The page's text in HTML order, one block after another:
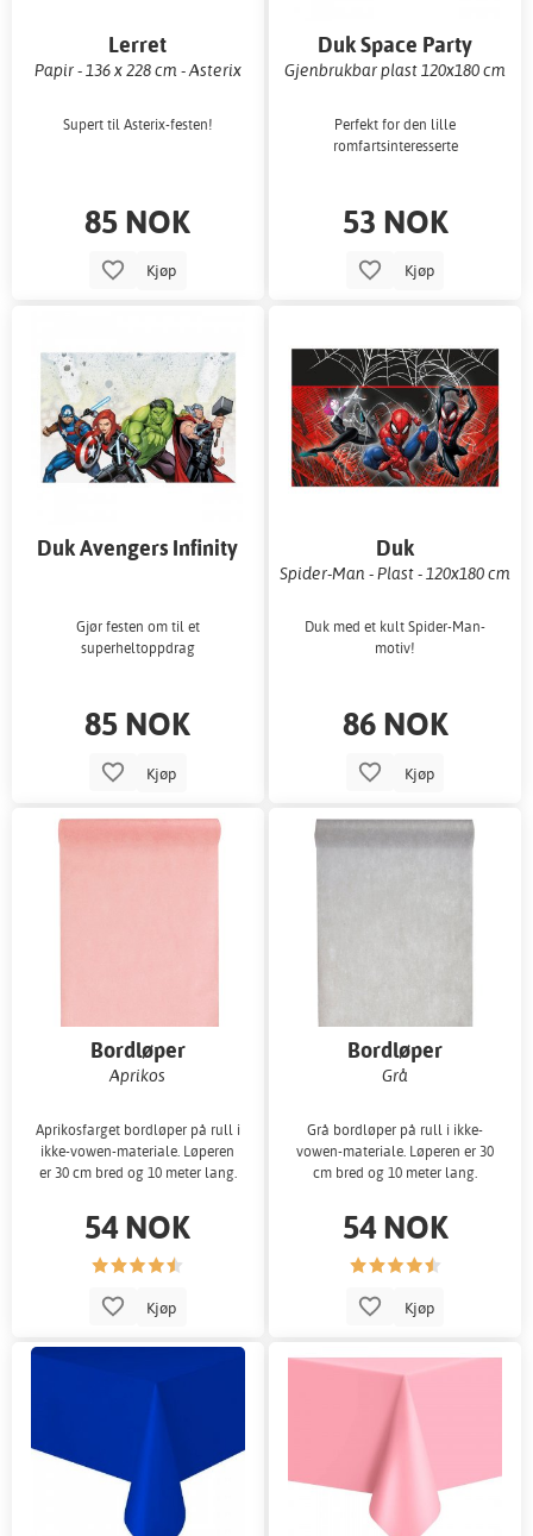
Lerret
Papir - 136 x 228 cm - Asterix
Supert til Asterix-festen!
85 NOK
Kjøp
Duk Space Party
Gjenbrukbar plast 120x180 cm
Perfekt for den lille
romfartsinteresserte
53 NOK
Kjøp
Duk Avengers Infinity
Gjør festen om til et
superheltoppdrag
85 NOK
Kjøp
Duk
Spider-Man - Plast - 120x180 cm
Duk med et kult Spider-Man-
motiv!
86 NOK
Kjøp
Bordløper
Aprikos
Aprikosfarget bordløper på rull i
ikke-vowen-materiale. Løperen
er 30 cm bred og 10 meter lang.
54 NOK
Kjøp
Bordløper
Grå
Grå bordløper på rull i ikke-
vowen-materiale. Løperen er 30
cm bred og 10 meter lang.
54 NOK
Kjøp